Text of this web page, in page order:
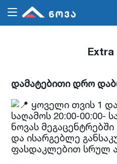
Extra
დამატებითი დრო
ყოველი თვის 1
საღამოს 20:00-00:00-
ნოვას მეგაცენტრებში
და ისარგებლე
ფასდაკლებით სრულ